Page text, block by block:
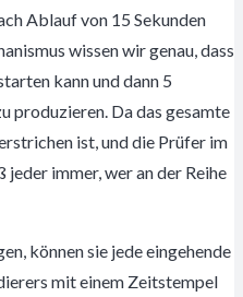
Ablauf von 15 Sekunden
wissen wir genau, dass
kann und dann 5
produzieren. Da das gesamte
ist, und die Prüfer im
immer, wer an der Reihe
können sie jede eingehende
mit einem Zeitstempel